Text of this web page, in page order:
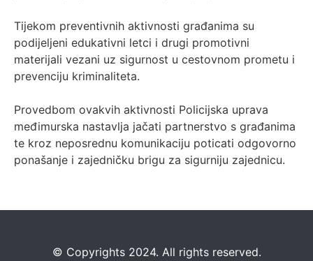
Tijekom preventivnih aktivnosti građanima su
podijeljeni edukativni letci i drugi promotivni
materijali vezani uz sigurnost u cestovnom prometu i
prevenciju kriminaliteta.
Provedbom ovakvih aktivnosti Policijska uprava
međimurska nastavlja jačati partnerstvo s građanima
te kroz neposrednu komunikaciju poticati odgovorno
ponašanje i zajedničku brigu za sigurniju zajednicu.
©️ Copyrights 2024. All rights reserved.